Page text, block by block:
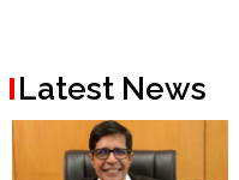
Latest News